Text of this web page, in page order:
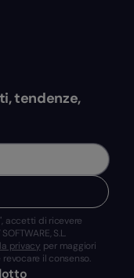
tendenze,
accetti di ricevere
S.L.
privacy per maggiori
il consenso.